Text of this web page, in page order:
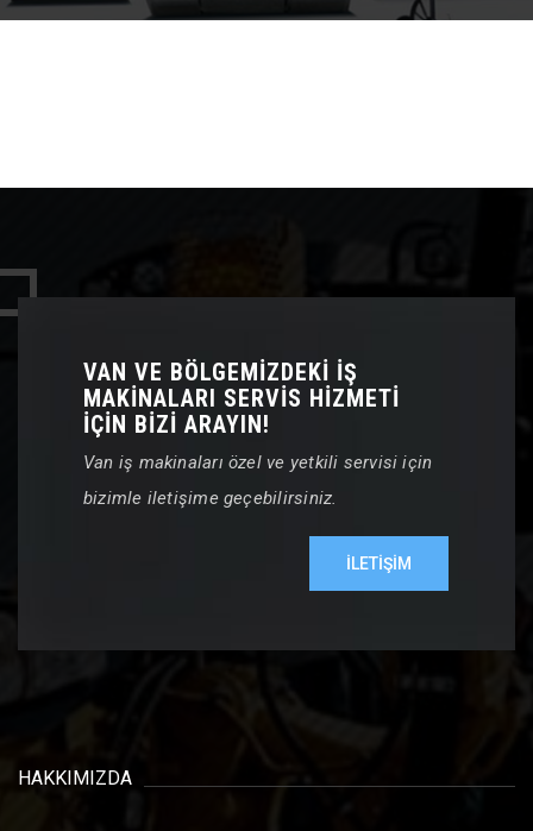
VAN VE BÖLGEMİZDEKİ İŞ
MAKİNALARI SERVİS HİZMETİ
İÇİN BİZİ ARAYIN!
Van iş makinaları özel ve yetkili servisi için
bizimle iletişime geçebilirsiniz.
İLETİŞİM
HAKKIMIZDA